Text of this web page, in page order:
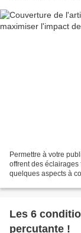
Permettre à votre
offrent des éclairages
quelques aspects à
Les 6
percutante !